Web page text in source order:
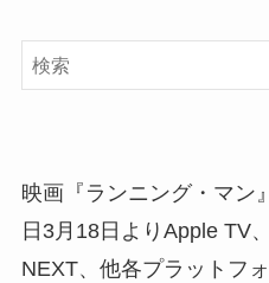
映画『ランニング・マン
日3月18日よりApple TV
NEXT、他各プラットフ